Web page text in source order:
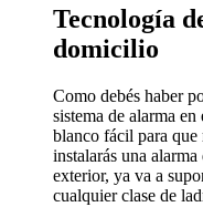
Tecnología
domicilio
Como debés haber
sistema de alarma
blanco fácil para que
instalarás una
exterior, ya va a
cualquier clase de